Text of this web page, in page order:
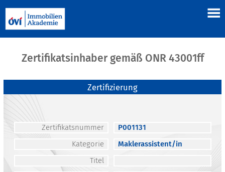
Zertifikatsinhaber gemäß ONR 43001ff
Zertifizierung
Zertifikatsnummer
P001131
Kategorie
Maklerassistent/in
Titel